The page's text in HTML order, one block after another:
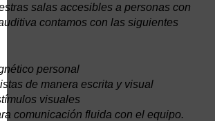
salas accesibles a personas con
contamos con las siguientes
personal
de manera escrita y visual
visuales
comunicación fluida con el equipo.